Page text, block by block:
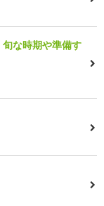
な時期や準備す